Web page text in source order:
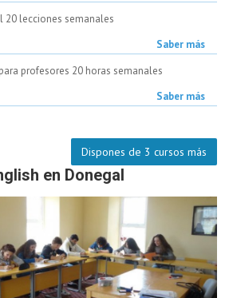
20 lecciones semanales
Saber más
profesores 20 horas semanales
Saber más
Dispones de 3 cursos más
en Donegal